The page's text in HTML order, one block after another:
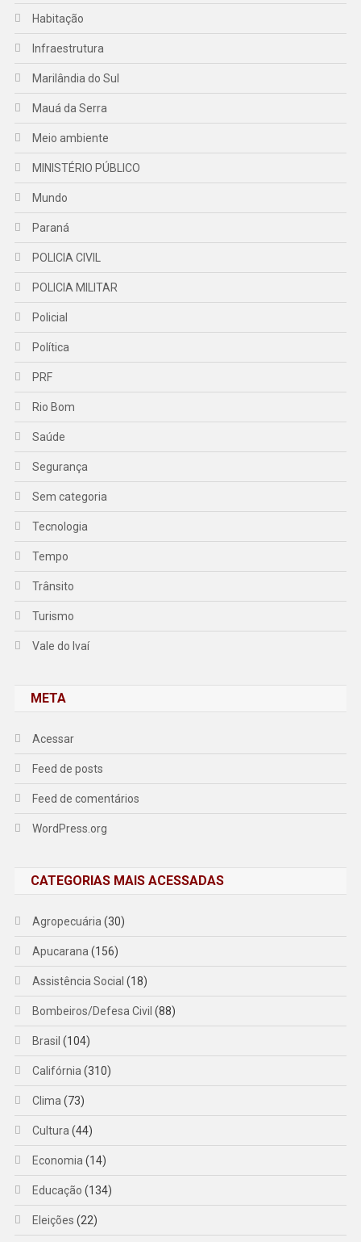
Habitação
Infraestrutura
Marilândia do Sul
Mauá da Serra
Meio ambiente
MINISTÉRIO PÚBLICO
Mundo
Paraná
POLICIA CIVIL
POLICIA MILITAR
Policial
Política
PRF
Rio Bom
Saúde
Segurança
Sem categoria
Tecnologia
Tempo
Trânsito
Turismo
Vale do Ivaí
META
Acessar
Feed de posts
Feed de comentários
WordPress.org
CATEGORIAS MAIS ACESSADAS
Agropecuária (30)
Apucarana (156)
Assistência Social (18)
Bombeiros/Defesa Civil (88)
Brasil (104)
Califórnia (310)
Clima (73)
Cultura (44)
Economia (14)
Educação (134)
Eleições (22)